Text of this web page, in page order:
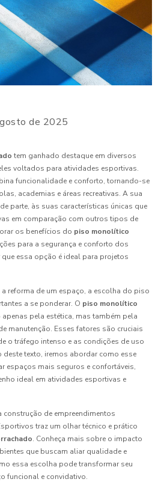
de 2025
tem ganhado destaque em diversos
voltados para atividades esportivas.
funcionalidade e conforto, tornando-se
academias e áreas recreativas. A sua
parte, às suas características únicas que
em comparação com outros tipos de
os benefícios do piso monolítico
para a segurança e conforto dos
essa opção é ideal para projetos
reforma de um espaço, a escolha do piso
a se ponderar. O piso monolítico
apenas pela estética, mas também pela
manutenção. Esses fatores são cruciais
o tráfego intenso e as condições de uso
texto, iremos abordar como esse
espaços mais seguros e confortáveis,
ideal em atividades esportivas e
construção de empreendimentos
traz um olhar técnico e prático
. Conheça mais sobre o impacto
que buscam aliar qualidade e
essa escolha pode transformar seu
funcional e convidativo.